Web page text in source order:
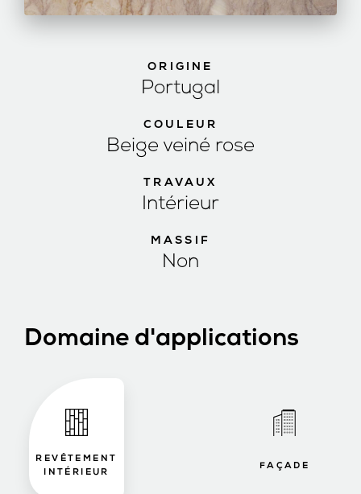
ORIGINE
Portugal
COULEUR
Beige veiné rose
TRAVAUX
Intérieur
MASSIF
Non
Domaine d'applications
REVÊTEMENT
INTÉRIEUR
FAÇADE